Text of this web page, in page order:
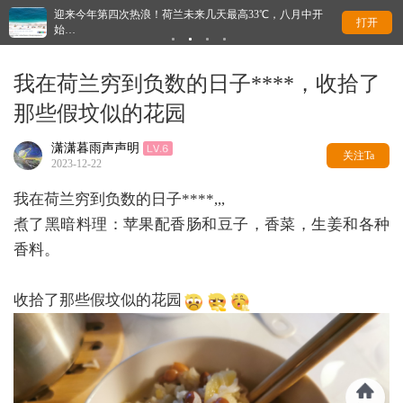
迎来今年第四次热浪！荷兰未来几天最高33℃，八月中开
始…
荷
打开
我在荷兰穷到负数的日子****，收拾了
那些假坟似的花园
潇潇暮雨声声明
2023-12-22
关注Ta
我在荷兰穷到负数的日子****,,,
煮了黑暗料理：苹果配香肠和豆子，香菜，生姜和各种
香料。
收拾了那些假坟似的花园